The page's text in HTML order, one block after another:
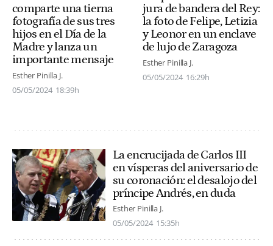
comparte una tierna
fotografía de sus tres
hijos en el Día de la
Madre y lanza un
importante mensaje
Esther Pinilla J.
05/05/2024 18:39h
jura de bandera del Rey:
la foto de Felipe, Letizia
y Leonor en un enclave
de lujo de Zaragoza
Esther Pinilla J.
05/05/2024 16:29h
La encrucijada de Carlos III
en vísperas del aniversario de
su coronación: el desalojo del
príncipe Andrés, en duda
Esther Pinilla J.
05/05/2024 15:35h